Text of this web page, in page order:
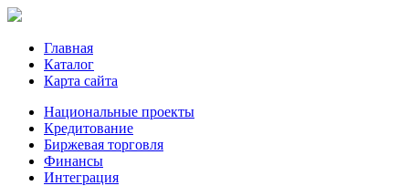
Главная
Каталог
Карта сайта
Национальные проекты
Кредитование
Биржевая торговля
Финансы
Интеграция